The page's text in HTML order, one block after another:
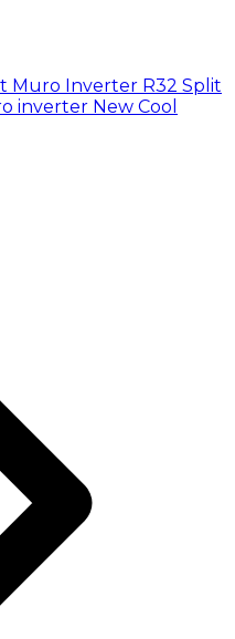
Muro Inverter R32 Split
inverter New Cool